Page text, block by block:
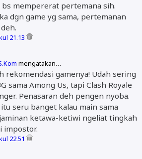
bs mempererat pertemana sih.
dgn game yg sama, pertemanan
21.13
mengatakan…
rekomendasi gamenya! Udah sering
sama Among Us, tapi Clash Royale
Penasaran deh pengen nyoba.
seru banget kalau main sama
ketawa-ketiwi ngeliat tingkah
impostor.
22.51